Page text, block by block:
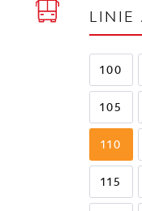
LINIE
100
105
110
115